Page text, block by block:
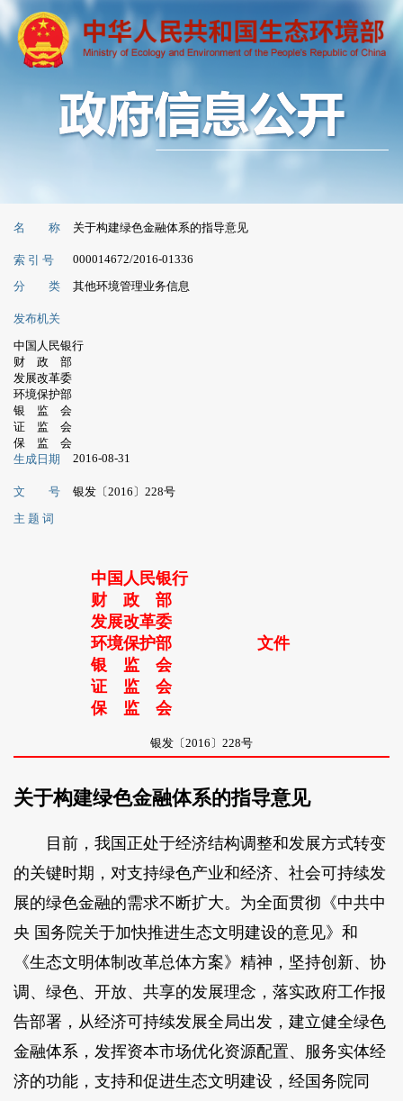
名 称 关于构建绿色金融体系的指导意见
索 引 号 000014672/2016-01336
分 类 其他环境管理业务信息
发布机关
中国人民银行
财 政 部
发展改革委
环境保护部
银 监 会
证 监 会
保 监 会
生成日期
2016-08-31
文 号
银发〔2016〕228号
主 题 词
中国人民银行
财 政 部
发展改革委
环境保护部
银 监 会
证 监 会
保 监 会
文件
银发〔2016〕228号
关于构建绿色金融体系的指导意见
目前，我国正处于经济结构调整和发展方式转变
的关键时期，对支持绿色产业和经济、社会可持续发
展的绿色金融的需求不断扩大。为全面贯彻《中共中
央 国务院关于加快推进生态文明建设的意见》和
《生态文明体制改革总体方案》精神，坚持创新、协
调、绿色、开放、共享的发展理念，落实政府工作报
告部署，从经济可持续发展全局出发，建立健全绿色
金融体系，发挥资本市场优化资源配置、服务实体经
济的功能，支持和促进生态文明建设，经国务院同